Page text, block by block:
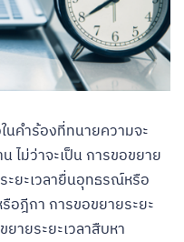
นคำร้องที่ทนายความจะ
ไม่ว่าจะเป็น การขอขยาย
ะยะเวลายื่นอุทธรณ์หรือ
อฎีกา การขอขยายระยะ
ยายระยะเวลาสืบหา